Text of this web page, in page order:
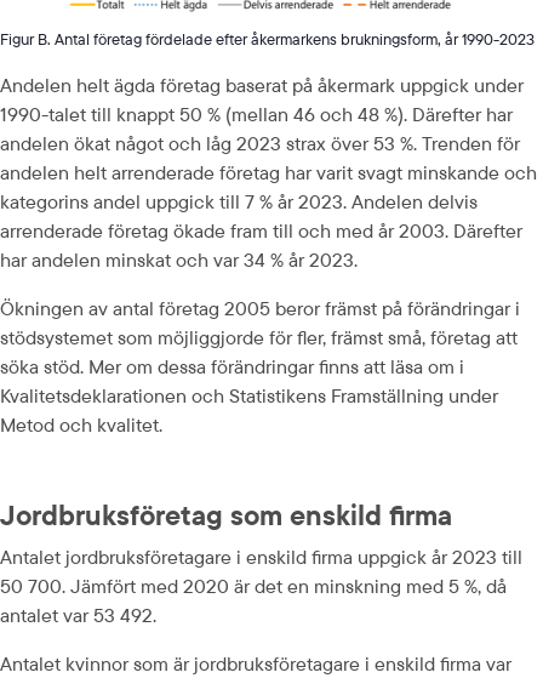
Figur B. Antal företag fördelade efter åkermarkens brukningsform, år 1990-2023
Andelen helt ägda företag baserat på åkermark uppgick under
1990-talet till knappt 50 % (mellan 46 och 48 %). Därefter har
andelen ökat något och låg 2023 strax över 53 %. Trenden för
andelen helt arrenderade företag har varit svagt minskande och
kategorins andel uppgick till 7 % år 2023. Andelen delvis
arrenderade företag ökade fram till och med år 2003. Därefter
har andelen minskat och var 34 % år 2023.
Ökningen av antal företag 2005 beror främst på förändringar i
stödsystemet som möjliggjorde för fler, främst små, företag att
söka stöd. Mer om dessa förändringar finns att läsa om i
Kvalitetsdeklarationen och Statistikens Framställning under
Metod och kvalitet.
Jordbruksföretag som enskild firma
Antalet jordbruksföretagare i enskild firma uppgick år 2023 till
50 700. Jämfört med 2020 är det en minskning med 5 %, då
antalet var 53 492.
Antalet kvinnor som är jordbruksföretagare i enskild firma var